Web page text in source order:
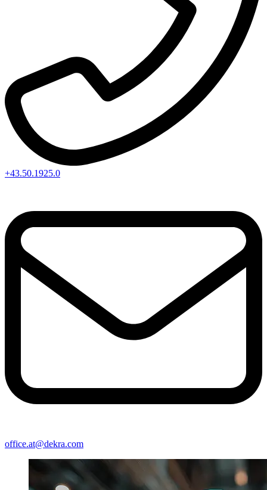
+43.50.1925.0
office​.at@​dekra.com